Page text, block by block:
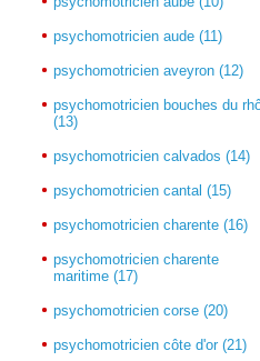
psychomotricien aude (11)
psychomotricien aveyron (12)
psychomotricien bouches du
(13)
psychomotricien calvados (14)
psychomotricien cantal (15)
psychomotricien charente (16)
psychomotricien charente
maritime (17)
psychomotricien corse (20)
psychomotricien côte d'or (21)